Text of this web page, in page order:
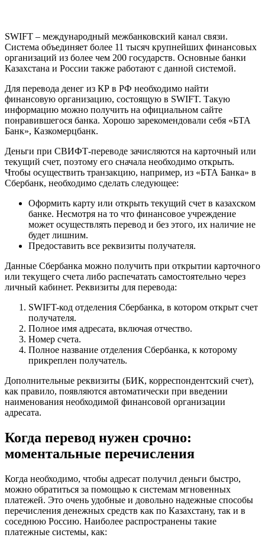
SWIFT – международный межбанковский канал связи.
Система объединяет более 11 тысяч крупнейших финансовых
организаций из более чем 200 государств. Основные банки
Казахстана и России также работают с данной системой.
Для перевода денег из КР в РФ необходимо найти
финансовую организацию, состоящую в SWIFT. Такую
информацию можно получить на официальном сайте
понравившегося банка. Хорошо зарекомендовали себя «БТА
Банк», Казкомерцбанк.
Деньги при СВИФТ-переводе зачисляются на карточный или
текущий счет, поэтому его сначала необходимо открыть.
Чтобы осуществить транзакцию, например, из «БТА Банка» в
Сбербанк, необходимо сделать следующее:
Оформить карту или открыть текущий счет в казахском
банке. Несмотря на то что финансовое учреждение
может осуществлять перевод и без этого, их наличие не
будет лишним.
Предоставить все реквизиты получателя.
Данные Сбербанка можно получить при открытии карточного
или текущего счета либо распечатать самостоятельно через
личный кабинет. Реквизиты для перевода:
SWIFT-код отделения Сбербанка, в котором открыт счет
получателя.
Полное имя адресата, включая отчество.
Номер счета.
Полное название отделения Сбербанка, к которому
прикреплен получатель.
Дополнительные реквизиты (БИК, корреспондентский счет),
как правило, появляются автоматически при введении
наименования необходимой финансовой организации
адресата.
Когда перевод нужен срочно:
моментальные перечисления
Когда необходимо, чтобы адресат получил деньги быстро,
можно обратиться за помощью к системам мгновенных
платежей. Это очень удобные и довольно надежные способы
перечисления денежных средств как по Казахстану, так и в
соседнюю Россию. Наиболее распространены такие
платежные системы, как: